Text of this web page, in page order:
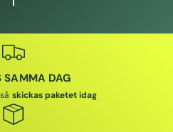
SAMMA DAG
så skickas paketet idag